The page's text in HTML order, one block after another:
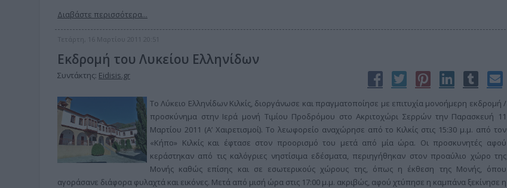
Διαβάστε περισσότερα...
Τετάρτη, 16 Μαρτίου 2011 20:51
Εκδρομή του Λυκείου Ελληνίδων
Συντάκτης: Eidisis.gr
Το Λύκειο Ελληνίδων Κιλκίς, διοργάνωσε και πραγματοποίησε με επιτυχία μονοήμερη εκδρομή /
προσκύνημα στην Ιερά μονή Τιμίου Προδρόμου στο Ακριτοχώρι Σερρών την Παρασκευή 11
Μαρτίου 2011 (Α’ Χαιρετισμοί). Το λεωφορείο αναχώρησε από το Κιλκίς στις 15:30 μ.μ. από τον
«Κήπο» Κιλκίς και έφτασε στον προορισμό του μετά από μία ώρα. Οι προσκυνητές αφού
κεράστηκαν από τις καλόγριες νηστίσιμα εδέσματα, περιηγήθηκαν στον προαύλιο χώρο της
Μονής καθώς επίσης και σε εσωτερικούς χώρους της, όπως η έκθεση της Μονής, όπου
αγοράσανε διάφορα φυλαχτά και εικόνες. Μετά από μισή ώρα στις 17:00 μ.μ. ακριβώς, αφού χτύπησε η καμπάνα ξεκίνησε η